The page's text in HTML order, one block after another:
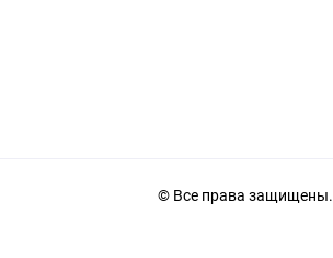
© Все права защищены.